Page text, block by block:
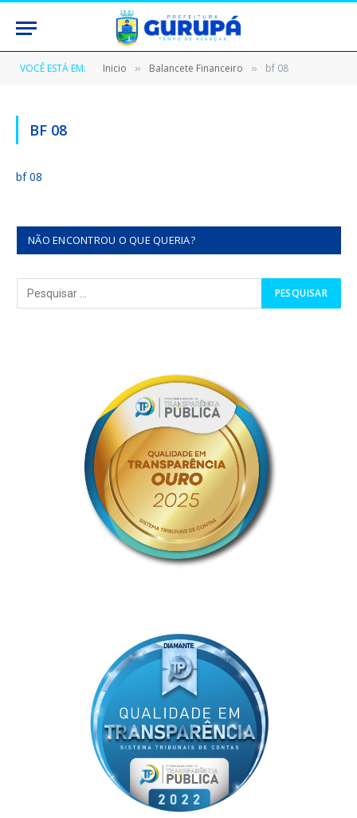
VOCÊ ESTÁ EM: Inicio » Balancete Financeiro » bf 08
BF 08
bf 08
NÃO ENCONTROU O QUE QUERIA?